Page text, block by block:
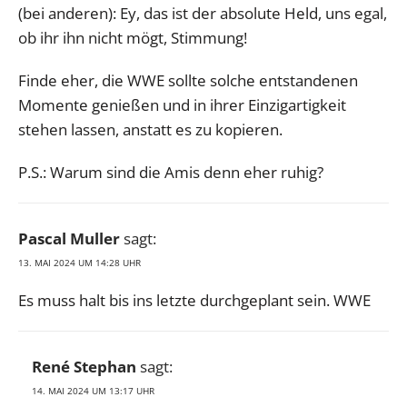
(bei anderen): Ey, das ist der absolute Held, uns egal,
ob ihr ihn nicht mögt, Stimmung!
Finde eher, die WWE sollte solche entstandenen
Momente genießen und in ihrer Einzigartigkeit
stehen lassen, anstatt es zu kopieren.
P.S.: Warum sind die Amis denn eher ruhig?
Pascal Mullersagt:
13. MAI 2024 UM 14:28 UHR
Es muss halt bis ins letzte durchgeplant sein. WWE
René Stephan sagt:
14. MAI 2024 UM 13:17 UHR